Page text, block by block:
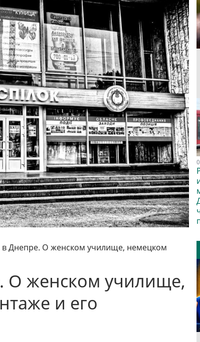
Днепре. О женском училище, немецком
О женском училище,
и его